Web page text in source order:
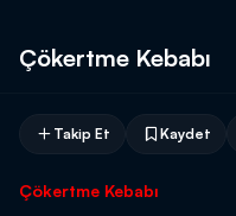
Çökertme Kebabı
Takip Et Kaydet
Çökertme Kebabı